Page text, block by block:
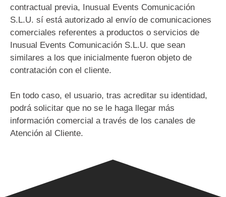
contractual previa, Inusual Events Comunicación
S.L.U. sí está autorizado al envío de comunicaciones
comerciales referentes a productos o servicios de
Inusual Events Comunicación S.L.U. que sean
similares a los que inicialmente fueron objeto de
contratación con el cliente.
En todo caso, el usuario, tras acreditar su identidad,
podrá solicitar que no se le haga llegar más
información comercial a través de los canales de
Atención al Cliente.